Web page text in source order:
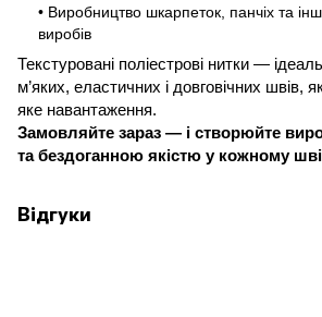
• Виробництво шкарпеток, панчіх та
виробів
Текстуровані поліестрові нитки —
м’яких, еластичних і довговічних швів,
яке навантаження.
Замовляйте зараз — і створюйте
та бездоганною якістю у кожному
Відгуки